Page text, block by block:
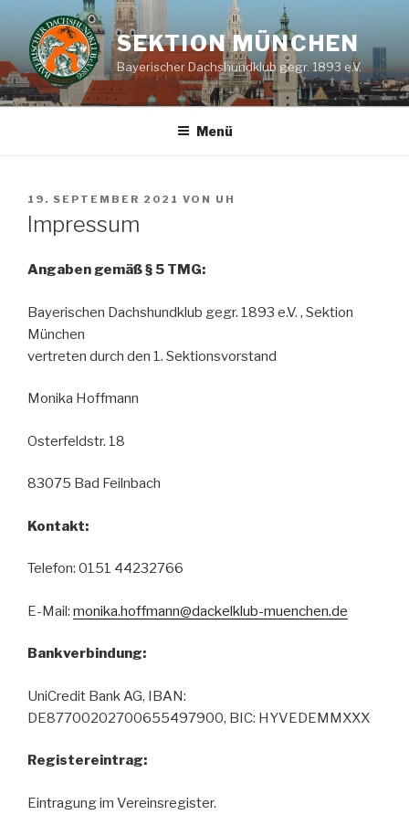
Inhalt
springen
SEKTION MÜNCHEN
Bayerischer Dachshundklub gegr. 1893 e.V.
Menü
VERÖFFENTLICHT
AM
19. SEPTEMBER 2021 VON UH
Impressum
Angaben gemäß § 5 TMG:
Bayerischen Dachshundklub gegr. 1893 e.V. , Sektion
München
vertreten durch den 1. Sektionsvorstand
Monika Hoffmann
Osterfeldstr. 18
83075 Bad Feilnbach
Kontakt:
Telefon: 0151 44232766
E-Mail: monika.hoffmann@dackelklub-muenchen.de
Bankverbindung:
UniCredit Bank AG, IBAN:
DE87700202700655497900, BIC: HYVEDEMMXXX
Registereintrag:
Eintragung im Vereinsregister.